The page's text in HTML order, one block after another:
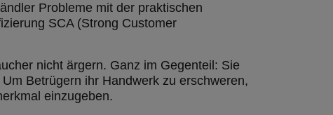
Probleme mit der praktischen
SCA (Strong Customer
nicht ärgern. Ganz im Gegenteil: Sie
Betrügern ihr Handwerk zu erschweren,
einzugeben.